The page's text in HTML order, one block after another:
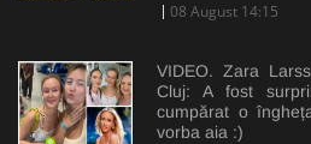
08 August 14:15
VIDEO. Zara
Cluj: A fost
cumpărat o
vorba aia :)